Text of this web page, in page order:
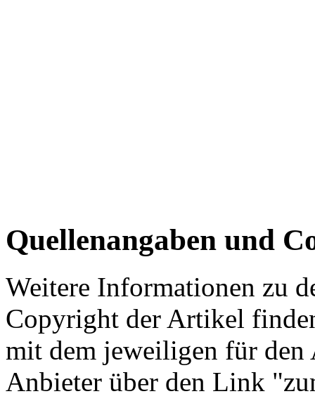
Quellenangaben und
Weitere Informationen zu
Copyright der Artikel
mit dem jeweiligen für
Anbieter über den Link